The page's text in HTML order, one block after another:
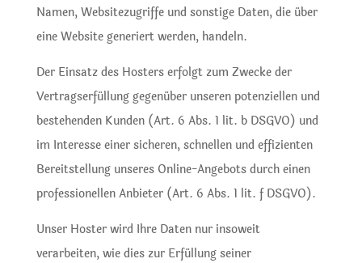
Namen, Websitezugriffe und sonstige Daten, die über
eine Website generiert werden, handeln.
Der Einsatz des Hosters erfolgt zum Zwecke der
Vertragserfüllung gegenüber unseren potenziellen und
bestehenden Kunden (Art. 6 Abs. 1 lit. b DSGVO) und
im Interesse einer sicheren, schnellen und effizienten
Bereitstellung unseres Online-Angebots durch einen
professionellen Anbieter (Art. 6 Abs. 1 lit. f DSGVO).
Unser Hoster wird Ihre Daten nur insoweit
verarbeiten, wie dies zur Erfüllung seiner